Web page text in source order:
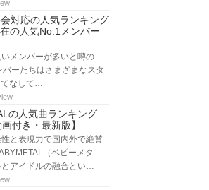
対応の人気ランキング
の人気No.1メンバー
メンバーが多いと噂の
ーたちはさまざまなスタ
てなして…
の人気曲ランキング
付き・最新版】
と表現力で国内外で絶賛
（ベビーメタ
とアイドルの融合とい…